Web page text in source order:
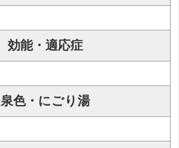
効能・適応症
泉色・にごり湯